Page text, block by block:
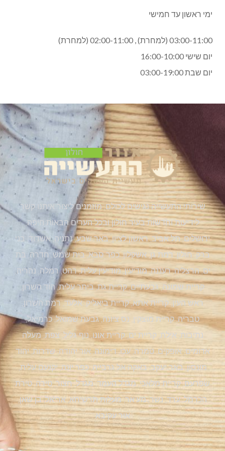
ימי ראשון עד חמישי
03:00-11:00 (למחרת) , 02:00-11:00 (למחרת)
יום שישי 16:00-10:00
יום שבת03:00-19:00
שירותי התעשייה נגישים לכולם, מוזמנים ליצור איתנו קשר
לידיעות וחדשות בעיר חולון ובכל הערים הבאות:חיפה,
ירושלים, תל אביב, ראשון לציון, באר שבע, נתניה, אשדוד, בני
ברק, חולון, רמת גן, אשקלון, כפר סבא, בית שמש, חדרה, בת
ים, הרצליה, רעננה, מודיעין, מודיעין עלית, רהט, רמלה, נהריה,
קריית שמונה, גבעתיים, קריית גת, ביתר עלית, הוד השרון,
ראש העין, קריית אתא, קריית ביאליק, אלעד, רמת השרון,
טבריה, קריית מוצקין, נס ציונה, גבעת שמואל, כרמיאל,
נתיבות, אילת, קריית ים, קריית אונו, נוף גליל, צפת, מעלה
אדומים, אופקים, טמרה, עכו, דימונה, אור יהודה, שדרות, יהוד
מונסון, באר יעקב, באקה אל גרבייה, כפר יונה, יקנעם עלית,
שפרעם, קריית מלאכי, מגדל העמד, מגדל, חצור, טירה, טירת
הכרמל, ערד, נשר, מע'אר, מעלות תרשיחא, אריאל, בן שאן,
אור עקיבא